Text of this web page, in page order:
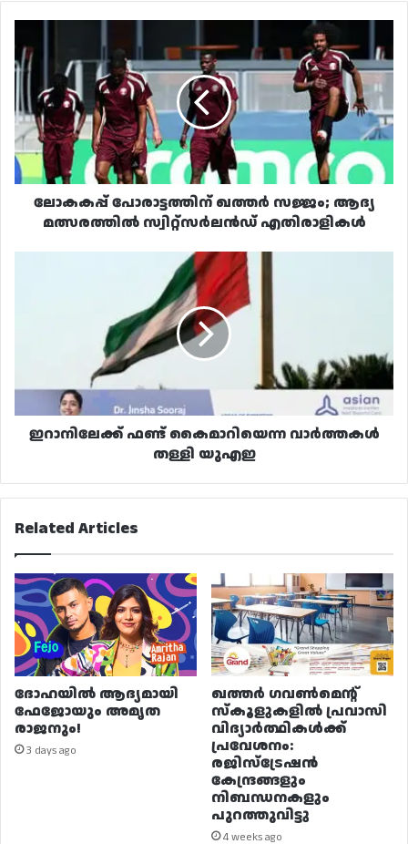
പോരാട്ടത്തിന്
ഖത്തർ
സജ്ജം;
ആദ്യ
മത്സരത്തിൽ
സ്വിറ്റ്‌സർലൻഡ്
എതിരാളികൾ
ലോകകപ്പ് പോരാട്ടത്തിന് ഖത്തർ സജ്ജം; ആദ്യ
മത്സരത്തിൽ സ്വിറ്റ്‌സർലൻഡ് എതിരാളികൾ
ഇറാനിലേക്ക് ഫണ്ട് കൈമാറിയെന്ന വാർത്തകൾ
തള്ളി യുഎഇ
Related Articles
ദോഹയിൽ ആദ്യമായി
ഫേജോയും അമൃത
രാജനും!
3 days ago
ഖത്തർ ഗവൺമെന്റ്
സ്കൂളുകളിൽ പ്രവാസി
വിദ്യാർത്ഥികൾക്ക്
പ്രവേശനം:
രജിസ്ട്രേഷൻ
കേന്ദ്രങ്ങളും
നിബന്ധനകളും
പുറത്തുവിട്ടു
4 weeks ago